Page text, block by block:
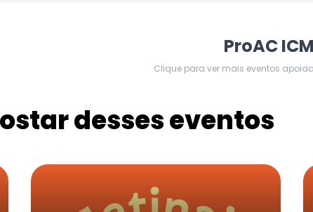
ProAC
Clique para ver mais eventos
desses eventos